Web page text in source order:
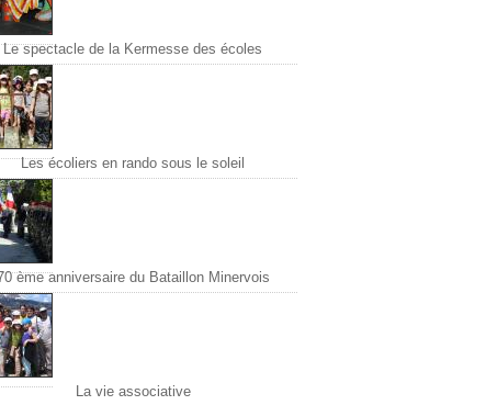
Le spectacle de la Kermesse des écoles
Les écoliers en rando sous le soleil
ème anniversaire du Bataillon Minervois
La vie associative